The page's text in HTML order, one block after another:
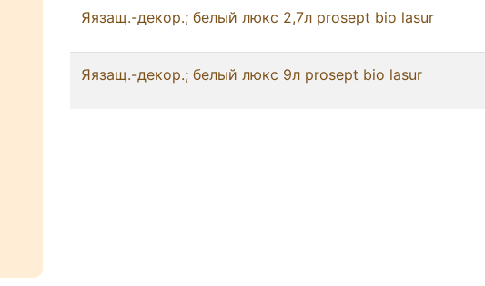
Яязащ.-декор.; белый люкс 2,7л prosept bio lasur
Яязащ.-декор.; белый люкс 9л prosept bio lasur